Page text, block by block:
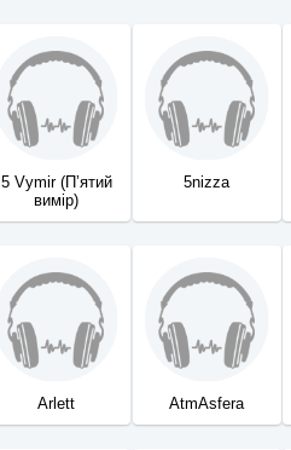
5 Vymir (П’ятий
вимір)
5nizza
Arlett AtmAsfera